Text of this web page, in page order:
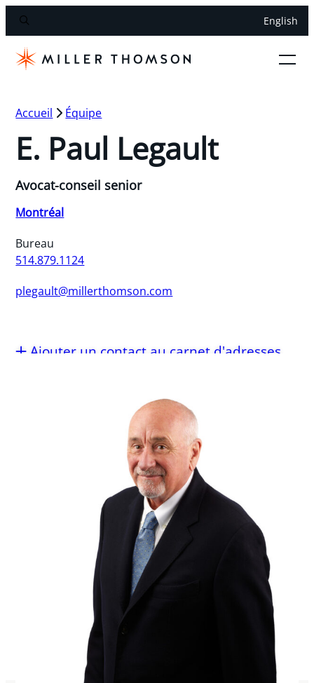
English
Accueil Équipe
E. Paul Legault
Avocat-conseil senior
Montréal
Bureau
514.879.1124
plegault@millerthomson.com
Ajouter un contact au carnet d'adresses